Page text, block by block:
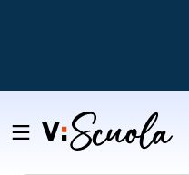
Salta